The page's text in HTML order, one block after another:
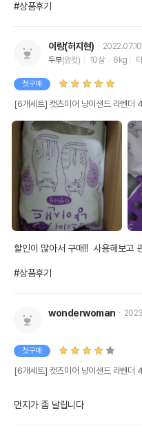
#상품후기
이랑(허지현)
2022.07.10
두부(암컷) 10살 6kg
첫구매
[6개세트] 캣츠미어 냥이샌드 라벤더
할인이 많아서 구매!!  사용해보고
#상품후기
wonderwoman
첫구매
[6개세트] 캣츠미어 냥이샌드 라벤더
먼지가 좀 날립니다